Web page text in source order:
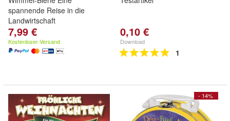
spannende Reise in die
Landwirtschaft
7,99 €
Kostenloser Versand
0,10 €
Download
1
- 14%